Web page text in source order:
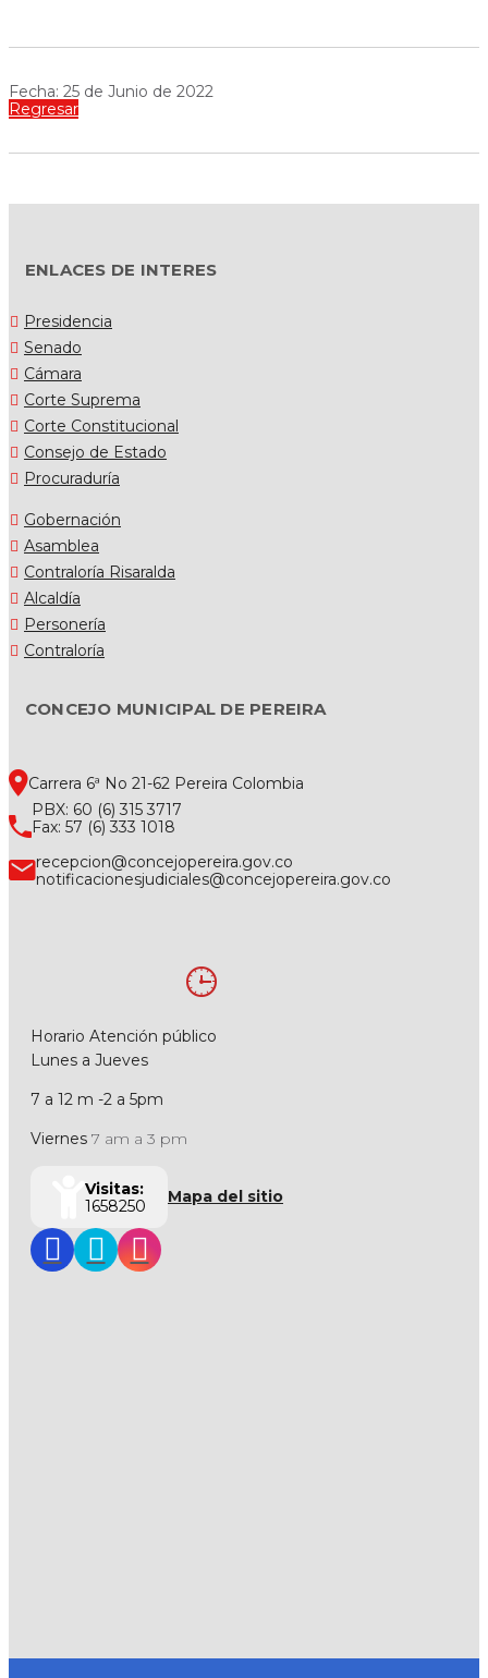
Fecha: 25 de Junio de 2022
Regresar
ENLACES DE INTERES
Presidencia
Senado
Cámara
Corte Suprema
Corte Constitucional
Consejo de Estado
Procuraduría
Gobernación
Asamblea
Contraloría Risaralda
Alcaldía
Personería
Contraloría
CONCEJO MUNICIPAL DE PEREIRA
Carrera 6ª No 21-62 Pereira Colombia
PBX: 60 (6) 315 3717
Fax: 57 (6) 333 1018
recepcion@concejopereira.gov.co
notificacionesjudiciales@concejopereira.gov.co
Horario Atención público
Lunes a Jueves
7 a 12 m -2 a 5pm
Viernes 7 am a 3 pm
Visitas:
1658250
Mapa del sitio